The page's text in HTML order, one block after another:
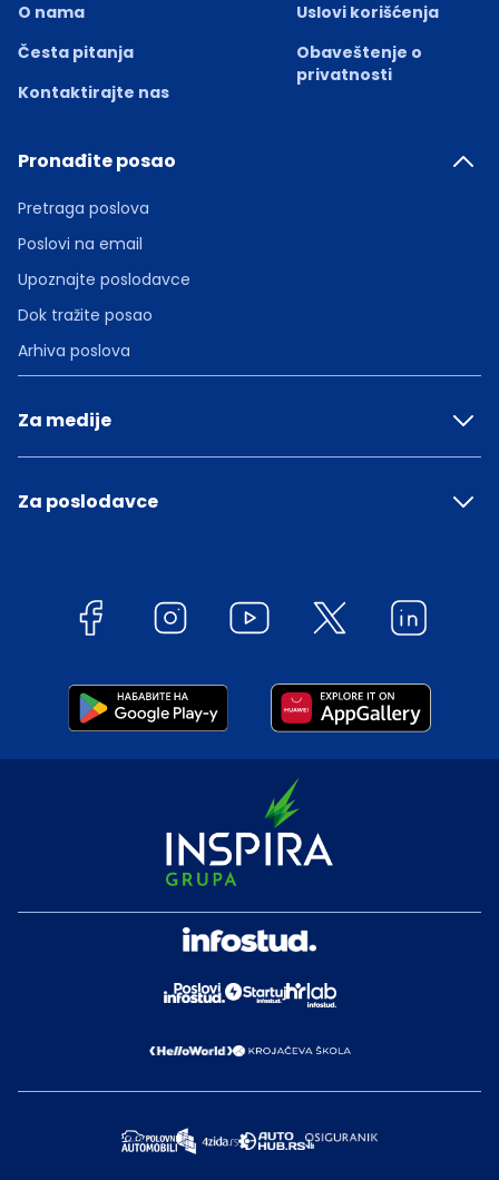
O nama
Česta pitanja
Kontaktirajte nas
Uslovi korišćenja
Obaveštenje o
privatnosti
Pronađite posao
Pretraga poslova
Poslovi na email
Upoznajte poslodavce
Dok tražite posao
Arhiva poslova
Za medije
Za poslodavce